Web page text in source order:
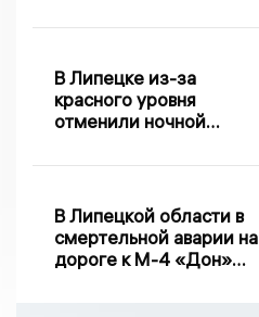
В Липецке из-за
красного уровня
отменили ночной
В Липецкой области в
смертельной аварии на
дороге к М-4 «Дон»